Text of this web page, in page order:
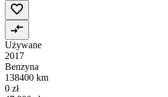
Używane
2017
Benzyna
138400 km
0 zł